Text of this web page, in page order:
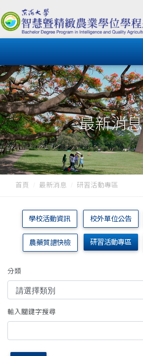
最新消息
首頁 最新消息 研習活動專區
學校活動資訊 校外單位公告
農藥質譜快檢 研習活動專區
分類
輸入關鍵字搜尋